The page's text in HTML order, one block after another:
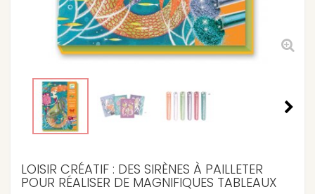
LOISIR CRÉATIF : DES SIRÈNES À PAILLETER
POUR RÉALISER DE MAGNIFIQUES TABLEAUX